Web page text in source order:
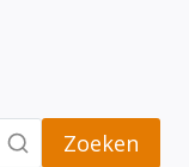
Zoeken